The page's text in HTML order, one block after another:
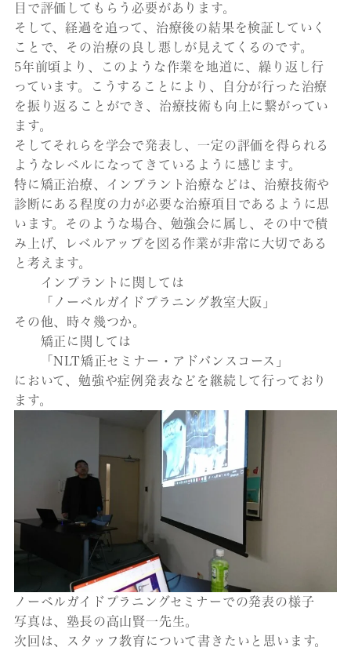
目で評価してもらう必要があります。
そして、経過を追って、治療後の結果を検証していく
ことで、その治療の良し悪しが見えてくるのです。
5年前頃より、このような作業を地道に、繰り返し行
っています。こうすることにより、自分が行った治療
を振り返ることができ、治療技術も向上に繋がってい
ます。
そしてそれらを学会で発表し、一定の評価を得られる
ようなレベルになってきているように感じます。
特に矯正治療、インプラント治療などは、治療技術や
診断にある程度の力が必要な治療項目であるように思
います。そのような場合、勉強会に属し、その中で積
み上げ、レベルアップを図る作業が非常に大切である
と考えます。
インプラントに関しては
「ノーベルガイドプラニング教室大阪」
その他、時々幾つか。
矯正に関しては
「NLT矯正セミナー・アドバンスコース」
において、勉強や症例発表などを継続して行っており
ます。
ノーベルガイドプラニングセミナーでの発表の様子
写真は、塾長の高山賢一先生。
次回は、スタッフ教育について書きたいと思います。